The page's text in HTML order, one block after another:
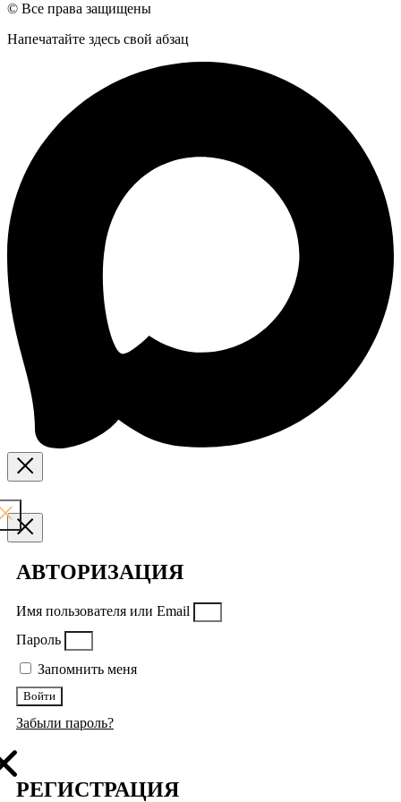
© Все права защищены
Напечатайте здесь свой абзац
АВТОРИЗАЦИЯ
Имя пользователя или Email
Пароль
Запомнить меня
Войти
Забыли пароль?
РЕГИСТРАЦИЯ